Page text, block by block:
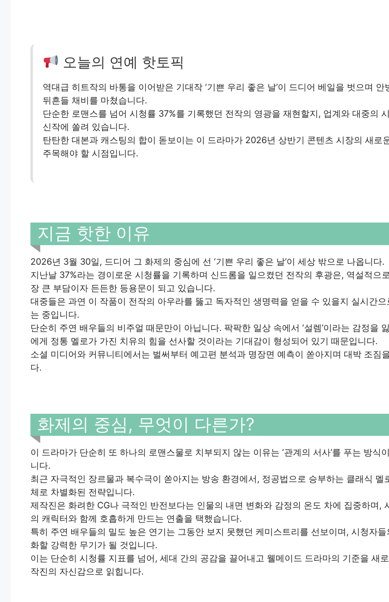
오늘의 연예 핫토픽
역대급 히트작의 바통을 이어받은 기대작 ‘기쁜 우리 좋은 날’이 드디어 베일을 벗으며 안
뒤흔들 채비를 마쳤습니다.
단순한 로맨스를 넘어 시청률 37%를 기록했던 전작의 영광을 재현할지, 업계와 대중의
신작에 쏠려 있습니다.
탄탄한 대본과 캐스팅의 합이 돋보이는 이 드라마가 2026년 상반기 콘텐츠 시장의 새로
주목해야 할 시점입니다.
지금 핫한 이유
2026년 3월 30일, 드디어 그 화제의 중심에 선 ‘기쁜 우리 좋은 날’이 세상 밖으로 나옵니다.
지난날 37%라는 경이로운 시청률을 기록하며 신드롬을 일으켰던 전작의 후광은, 역설적으
장 큰 부담이자 든든한 등용문이 되고 있습니다.
대중들은 과연 이 작품이 전작의 아우라를 뚫고 독자적인 생명력을 얻을 수 있을지 실시간
는 중입니다.
단순히 주연 배우들의 비주얼 때문만이 아닙니다. 팍팍한 일상 속에서 ‘설렘’이라는 감정을
에게 정통 멜로가 가진 치유의 힘을 선사할 것이라는 기대감이 형성되어 있기 때문입니다.
소셜 미디어와 커뮤니티에서는 벌써부터 예고편 분석과 명장면 예측이 쏟아지며 대박 조짐
다.
화제의 중심, 무엇이 다른가?
이 드라마가 단순히 또 하나의 로맨스물로 치부되지 않는 이유는 ‘관계의 서사’를 푸는 방식
니다.
최근 자극적인 장르물과 복수극이 쏟아지는 방송 환경에서, 정공법으로 승부하는 클래식 멜
체로 차별화된 전략입니다.
제작진은 화려한 CG나 극적인 반전보다는 인물의 내면 변화와 감정의 온도 차에 집중하며,
의 캐릭터와 함께 호흡하게 만드는 연출을 택했습니다.
특히 주연 배우들의 밀도 높은 연기는 그동안 보지 못했던 케미스트리를 선보이며, 시청자
화할 강력한 무기가 될 것입니다.
이는 단순히 시청률 지표를 넘어, 세대 간의 공감을 끌어내고 웰메이드 드라마의 기준을 새
작진의 자신감으로 읽힙니다.